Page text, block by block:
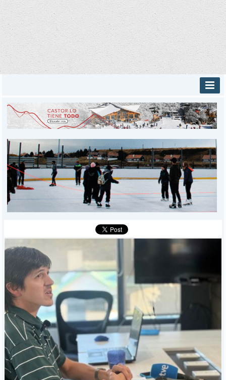
INICIO
PROVINCIALES
DEPORTES
POLICIALES
I-DIARIO
MÁS
BÚSQUEDA